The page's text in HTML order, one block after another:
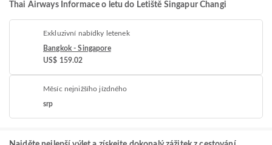
Thai Airways Informace o letu do Letiště Singapur Changi
Exkluzivní nabídky letenek
Bangkok - Singapore
US$ 159.02
Měsíc nejnižšího jízdného
srp